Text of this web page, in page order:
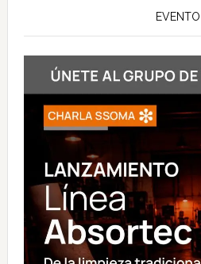
EVENTO